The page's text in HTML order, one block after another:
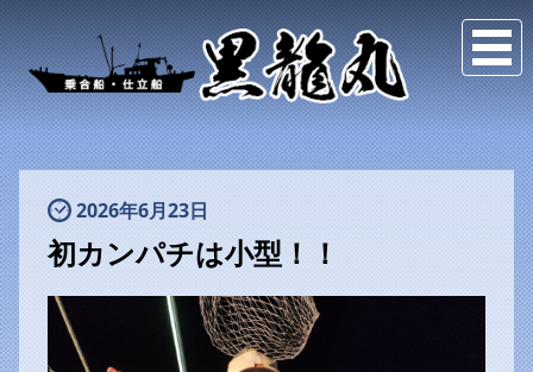
2026年6月23日
初カンパチは小型！！